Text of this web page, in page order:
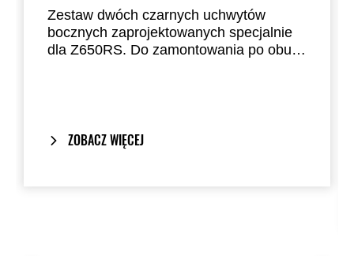
Zestaw dwóch czarnych uchwytów
bocznych zaprojektowanych specjalnie
dla Z650RS. Do zamontowania po obu
ZOBACZ WIĘCEJ